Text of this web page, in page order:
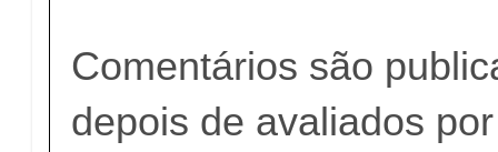
Comentários são
depois de avaliados